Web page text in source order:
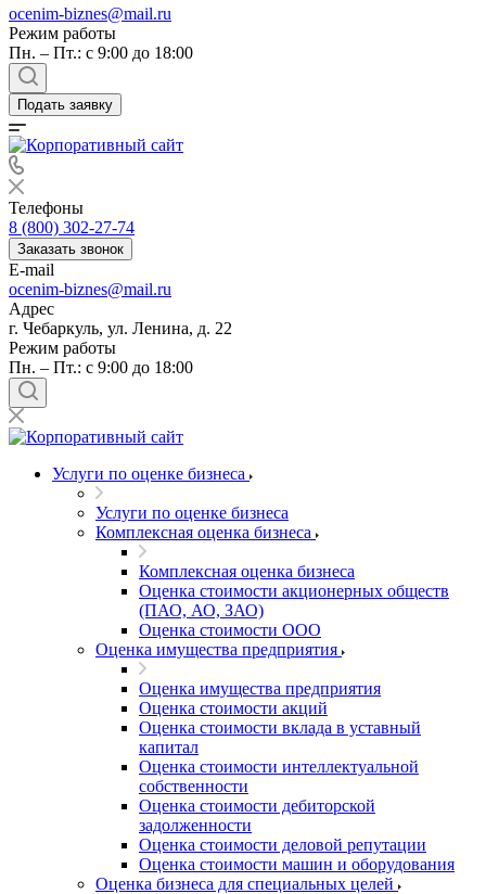
ocenim-biznes@mail.ru
Режим работы
Пн. – Пт.: с 9:00 до 18:00
Подать заявку
Телефоны
8 (800) 302-27-74
Заказать звонок
E-mail
ocenim-biznes@mail.ru
Адрес
г. Чебаркуль, ул. Ленина, д. 22
Режим работы
Пн. – Пт.: с 9:00 до 18:00
Услуги по оценке бизнеса
Услуги по оценке бизнеса
Комплексная оценка бизнеса
Комплексная оценка бизнеса
Оценка стоимости акционерных обществ
(ПАО, АО, ЗАО)
Оценка стоимости ООО
Оценка имущества предприятия
Оценка имущества предприятия
Оценка стоимости акций
Оценка стоимости вклада в уставный
капитал
Оценка стоимости интеллектуальной
собственности
Оценка стоимости дебиторской
задолженности
Оценка стоимости деловой репутации
Оценка стоимости машин и оборудования
Оценка бизнеса для специальных целей